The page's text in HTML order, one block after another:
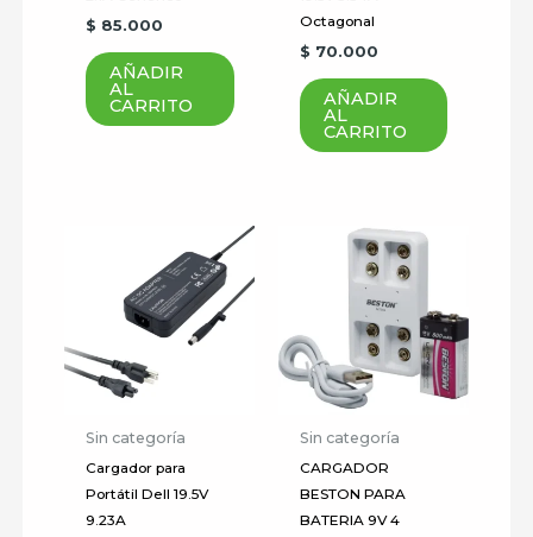
Tu valoración
Correo electrónico
Guardar mi nombre, correo
electrónico y sitio web en este
navegador para la próxima vez
$ 85.000
AÑADIR
AL
CARRITO
Octagonal
$ 70.000
AÑADIR
AL
CARRITO
Sin categoría
Cargador para
Portátil Dell 19.5V
9.23A
Sin categoría
CARGADOR
BESTON PARA
BATERIA 9V 4